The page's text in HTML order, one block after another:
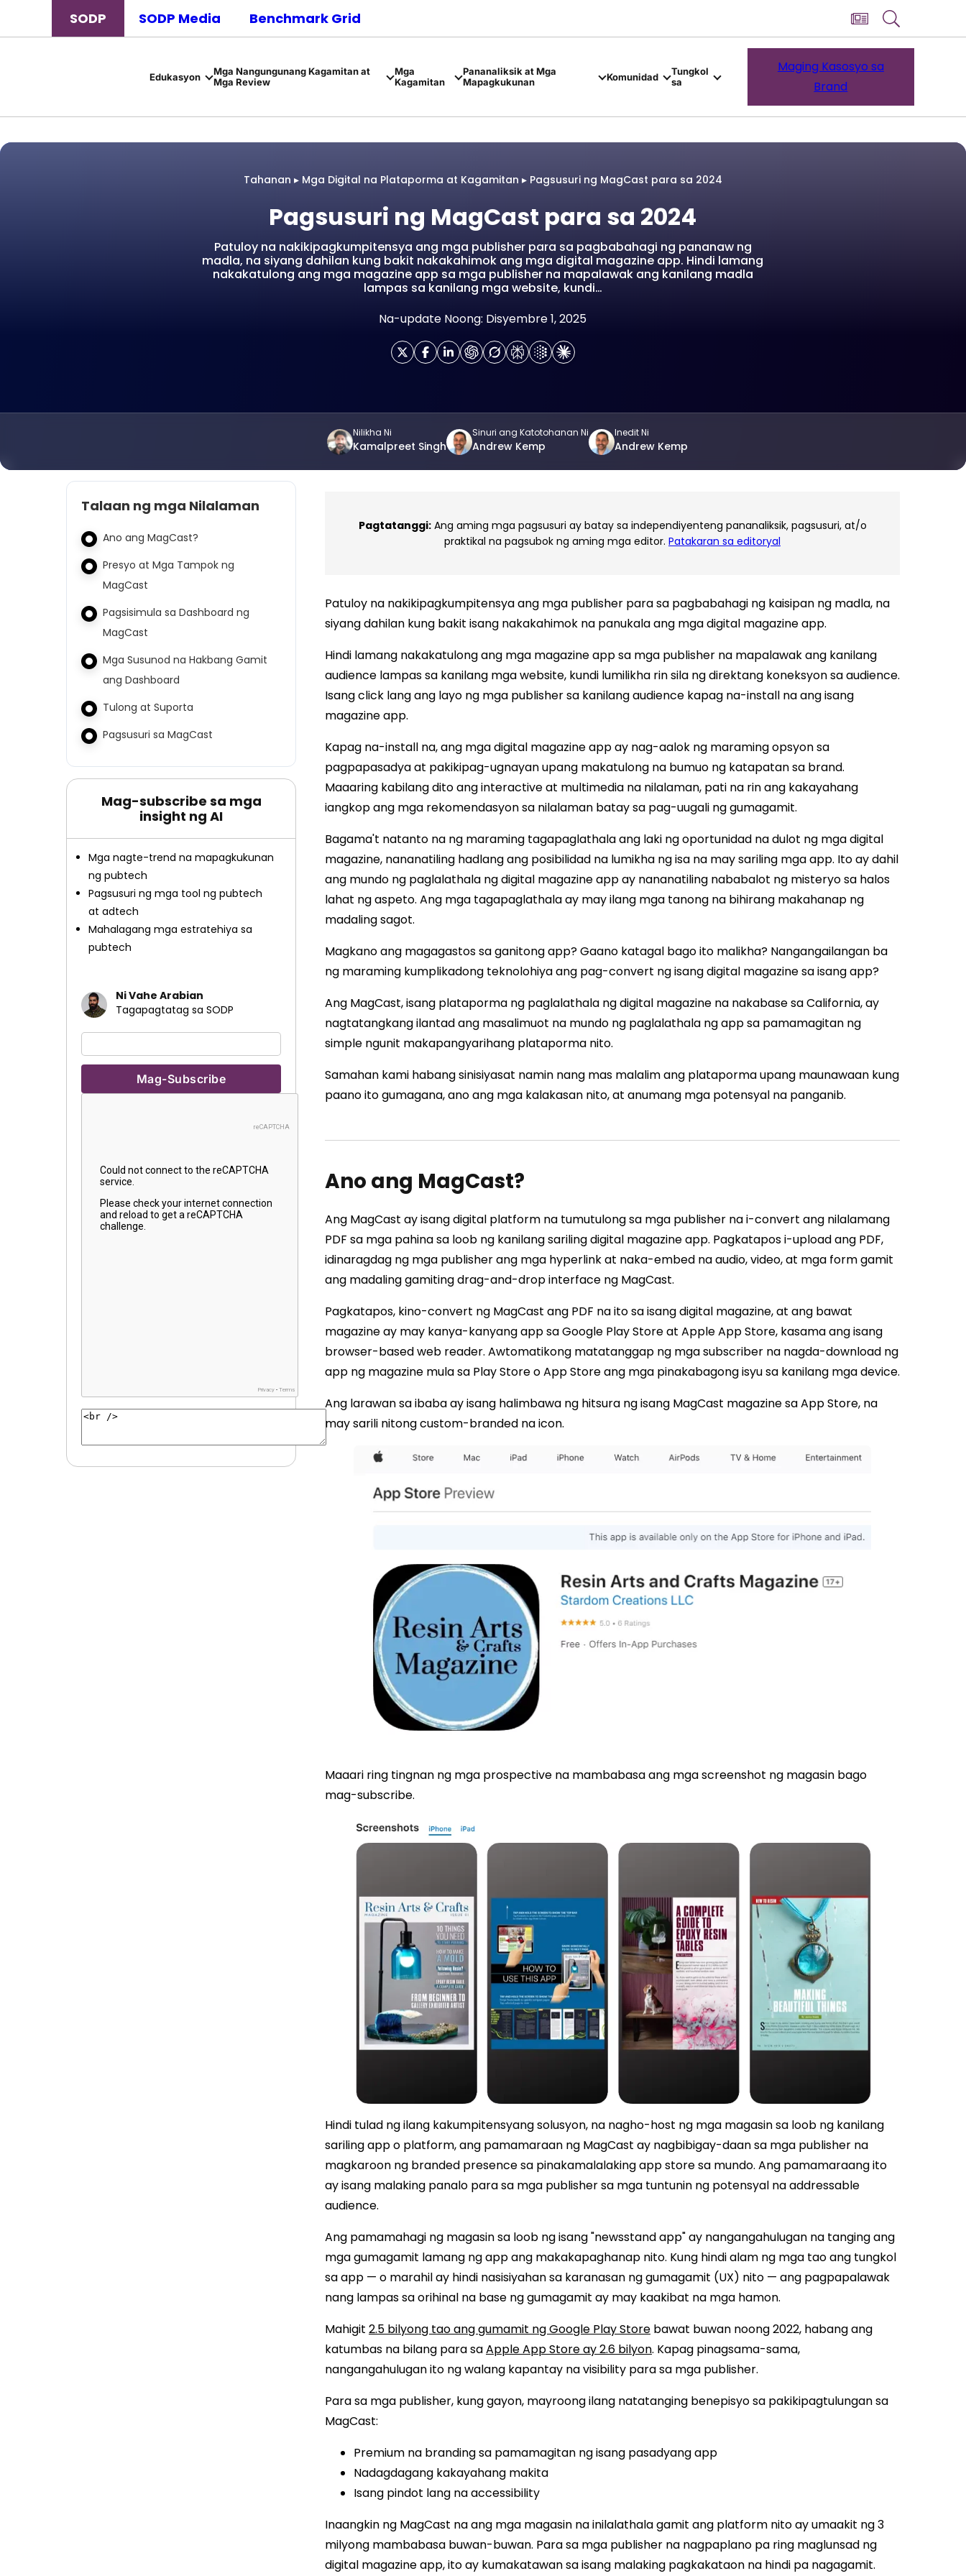
SODP SODP Media Benchmark Grid
Edukasyon
Mga Nangungunang Kagamitan at
Mga Review
Mga
Kagamitan
Pananaliksik at Mga
Mapagkukunan
Komunidad
Tungkol
sa
Maging Kasosyo sa
Brand
Tahanan ▸ Mga Digital na Plataporma at Kagamitan ▸ Pagsusuri ng MagCast para sa 2024
Pagsusuri ng MagCast para sa 2024
Patuloy na nakikipagkumpitensya ang mga publisher para sa pagbabahagi ng pananaw ng
madla, na siyang dahilan kung bakit nakakahimok ang mga digital magazine app. Hindi lamang
nakakatulong ang mga magazine app sa mga publisher na mapalawak ang kanilang madla
lampas sa kanilang mga website, kundi…
Na-update Noong: Disyembre 1, 2025
Nilikha Ni
Kamalpreet Singh
Sinuri ang Katotohanan Ni
Andrew Kemp
Inedit Ni
Andrew Kemp
Talaan ng mga Nilalaman
Ano ang MagCast?
Presyo at Mga Tampok ng
MagCast
Pagsisimula sa Dashboard ng
MagCast
Mga Susunod na Hakbang Gamit
ang Dashboard
Tulong at Suporta
Pagsusuri sa MagCast
Mag-subscribe sa mga
insight ng AI
Mga nagte-trend na mapagkukunan
ng pubtech
Pagsusuri ng mga tool ng pubtech
at adtech
Mahalagang mga estratehiya sa
pubtech
Ni Vahe Arabian
Tagapagtatag sa SODP
Pagtatanggi:Ang aming mga pagsusuri ay batay sa independiyenteng pananaliksik, pagsusuri, at/o
praktikal na pagsubok ng aming mga editor. Patakaran sa editoryal
Patuloy na nakikipagkumpitensya ang mga publisher para sa pagbabahagi ng kaisipan ng madla, na
siyang dahilan kung bakit isang nakakahimok na panukala ang mga digital magazine app.
Hindi lamang nakakatulong ang mga magazine app sa mga publisher na mapalawak ang kanilang
audience lampas sa kanilang mga website, kundi lumilikha rin sila ng direktang koneksyon sa audience.
Isang click lang ang layo ng mga publisher sa kanilang audience kapag na-install na ang isang
magazine app.
Kapag na-install na, ang mga digital magazine app ay nag-aalok ng maraming opsyon sa
pagpapasadya at pakikipag-ugnayan upang makatulong na bumuo ng katapatan sa brand.
Maaaring kabilang dito ang interactive at multimedia na nilalaman, pati na rin ang kakayahang
iangkop ang mga rekomendasyon sa nilalaman batay sa pag-uugali ng gumagamit.
Bagama't natanto na ng maraming tagapaglathala ang laki ng oportunidad na dulot ng mga digital
magazine, nananatiling hadlang ang posibilidad na lumikha ng isa na may sariling mga app. Ito ay dahil
ang mundo ng paglalathala ng digital magazine app ay nananatiling nababalot ng misteryo sa halos
lahat ng aspeto. Ang mga tagapaglathala ay may ilang mga tanong na bihirang makahanap ng
madaling sagot.
Magkano ang magagastos sa ganitong app? Gaano katagal bago ito malikha? Nangangailangan ba
ng maraming kumplikadong teknolohiya ang pag-convert ng isang digital magazine sa isang app?
Ang MagCast, isang plataporma ng paglalathala ng digital magazine na nakabase sa California, ay
nagtatangkang ilantad ang masalimuot na mundo ng paglalathala ng app sa pamamagitan ng
simple ngunit makapangyarihang plataporma nito.
Samahan kami habang sinisiyasat namin nang mas malalim ang plataporma upang maunawaan kung
paano ito gumagana, ano ang mga kalakasan nito, at anumang mga potensyal na panganib.
Ano ang MagCast?
Ang MagCast ay isang digital platform na tumutulong sa mga publisher na i-convert ang nilalamang
PDF sa mga pahina sa loob ng kanilang sariling digital magazine app. Pagkatapos i-upload ang PDF,
idinaragdag ng mga publisher ang mga hyperlink at naka-embed na audio, video, at mga form gamit
ang madaling gamiting drag-and-drop interface ng MagCast.
Pagkatapos, kino-convert ng MagCast ang PDF na ito sa isang digital magazine, at ang bawat
magazine ay may kanya-kanyang app sa Google Play Store at Apple App Store, kasama ang isang
browser-based web reader. Awtomatikong matatanggap ng mga subscriber na nagda-download ng
app ng magazine mula sa Play Store o App Store ang mga pinakabagong isyu sa kanilang mga device.
Ang larawan sa ibaba ay isang halimbawa ng hitsura ng isang MagCast magazine sa App Store, na
may sarili nitong custom-branded na icon.
Maaari ring tingnan ng mga prospective na mambabasa ang mga screenshot ng magasin bago
mag-subscribe.
Hindi tulad ng ilang kakumpitensyang solusyon, na nagho-host ng mga magasin sa loob ng kanilang
sariling app o platform, ang pamamaraan ng MagCast ay nagbibigay-daan sa mga publisher na
magkaroon ng branded presence sa pinakamalalaking app store sa mundo. Ang pamamaraang ito
ay isang malaking panalo para sa mga publisher sa mga tuntunin ng potensyal na addressable
audience.
Ang pamamahagi ng magasin sa loob ng isang "newsstand app" ay nangangahulugan na tanging ang
mga gumagamit lamang ng app ang makakapaghanap nito. Kung hindi alam ng mga tao ang tungkol
sa app — o marahil ay hindi nasisiyahan sa karanasan ng gumagamit (UX) nito — ang pagpapalawak
nang lampas sa orihinal na base ng gumagamit ay may kaakibat na mga hamon.
Mahigit 2.5 bilyong tao ang gumamit ng Google Play Store bawat buwan noong 2022, habang ang
katumbas na bilang para saApple App Store ay 2.6 bilyon. Kapag pinagsama-sama,
nangangahulugan ito ng walang kapantay na visibility para sa mga publisher.
Para sa mga publisher, kung gayon, mayroong ilang natatanging benepisyo sa pakikipagtulungan sa
MagCast:
Premium na branding sa pamamagitan ng isang pasadyang app
Nadagdagang kakayahang makita
Isang pindot lang na accessibility
Inaangkin ng MagCast na ang mga magasin na inilalathala gamit ang platform nito ay umaakit ng 3
milyong mambabasa buwan-buwan. Para sa mga publisher na nagpaplano pa ring maglunsad ng
digital magazine app, ito ay kumakatawan sa isang malaking pagkakataon na hindi pa nagagamit.